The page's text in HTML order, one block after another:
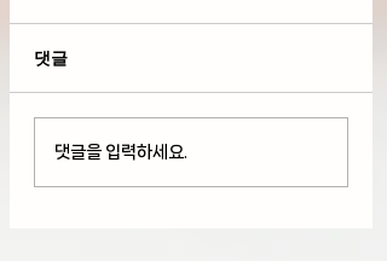
다우 사상 최고치 경신
댓글
댓글을 입력하세요.